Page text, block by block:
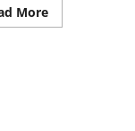
MoreRead
more